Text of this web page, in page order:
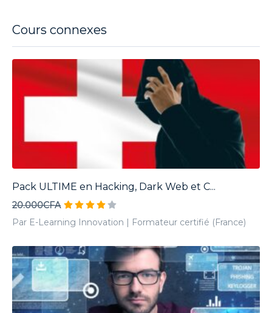
Cours connexes
Pack ULTIME en Hacking, Dark Web et C...
20.000CFA
Par E-Learning Innovation | Formateur certifié (France)